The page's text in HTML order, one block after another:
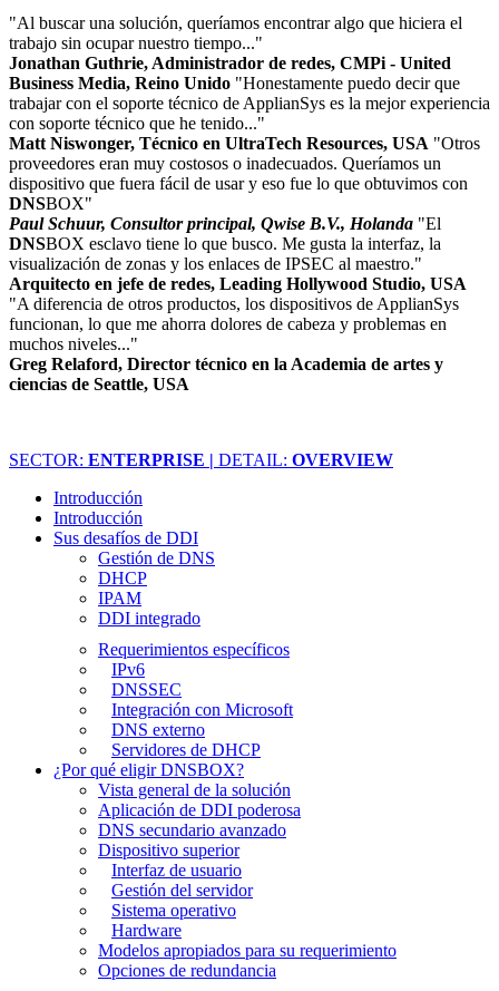
"Al buscar una solución, queríamos encontrar algo que hiciera el
trabajo sin ocupar nuestro tiempo..."
Jonathan Guthrie, Administrador de redes, CMPi - United
Business Media, Reino Unido "Honestamente puedo decir que
trabajar con el soporte técnico de ApplianSys es la mejor experiencia
con soporte técnico que he tenido..."
Matt Niswonger, Técnico en UltraTech Resources, USA "Otros
proveedores eran muy costosos o inadecuados. Queríamos un
dispositivo que fuera fácil de usar y eso fue lo que obtuvimos con
DNSBOX"
Paul Schuur, Consultor principal, Qwise B.V., Holanda "El
DNSBOX esclavo tiene lo que busco. Me gusta la interfaz, la
visualización de zonas y los enlaces de IPSEC al maestro."
Arquitecto en jefe de redes, Leading Hollywood Studio, USA
"A diferencia de otros productos, los dispositivos de ApplianSys
funcionan, lo que me ahorra dolores de cabeza y problemas en
muchos niveles..."
Greg Relaford, Director técnico en la Academia de artes y
ciencias de Seattle, USA
SECTOR: ENTERPRISE | DETAIL: OVERVIEW
Introducción
Introducción
Sus desafíos de DDI
Gestión de DNS
DHCP
IPAM
DDI integrado
Requerimientos específicos
IPv6
DNSSEC
Integración con Microsoft
DNS externo
Servidores de DHCP
¿Por qué eligir DNSBOX?
Vista general de la solución
Aplicación de DDI poderosa
DNS secundario avanzado
Dispositivo superior
Interfaz de usuario
Gestión del servidor
Sistema operativo
Hardware
Modelos apropiados para su requerimiento
Opciones de redundancia